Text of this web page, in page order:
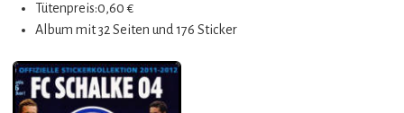
Tütenpreis:0,60 €
Album mit 32 Seiten und 176 Sticker